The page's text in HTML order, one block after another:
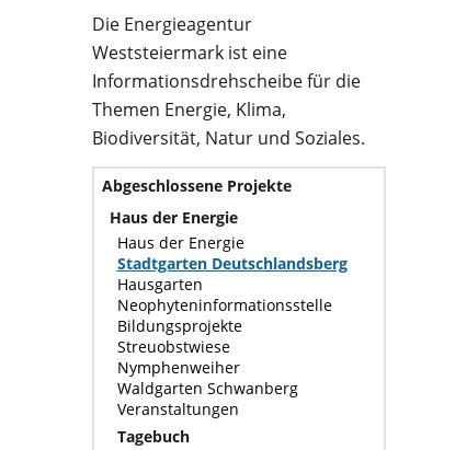
Die Energieagentur
Weststeiermark ist eine
Informationsdrehscheibe für die
Themen Energie, Klima,
Biodiversität, Natur und Soziales.
Abgeschlossene Projekte
Haus der Energie
Haus der Energie
Stadtgarten Deutschlandsberg
Hausgarten
Neophyteninformationsstelle
Bildungsprojekte
Streuobstwiese
Nymphenweiher
Waldgarten Schwanberg
Veranstaltungen
Tagebuch